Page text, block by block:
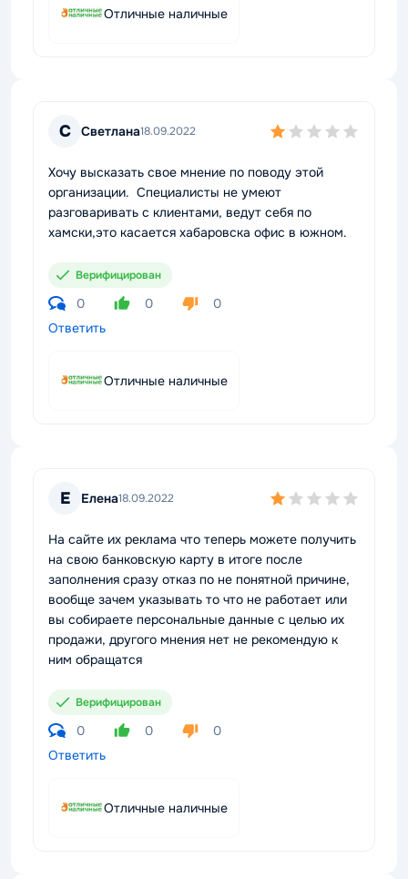
Отличные наличные
С Светлана18.09.2022
Хочу высказать свое мнение по поводу этой
организации. Специалисты не умеют
разговаривать с клиентами, ведут себя по
хамски,это касается хабаровска офис в южном.
Верифицирован
0 0
0
Ответить
Отличные наличные
Е Елена18.09.2022
На сайте их реклама что теперь можете получить
на свою банковскую карту в итоге после
заполнения сразу отказ по не понятной причине,
вообще зачем указывать то что не работает или
вы собираете персональные данные с целью их
продажи, другого мнения нет не рекомендую к
ним обращатся
Верифицирован
0 0
0
Ответить
Отличные наличные